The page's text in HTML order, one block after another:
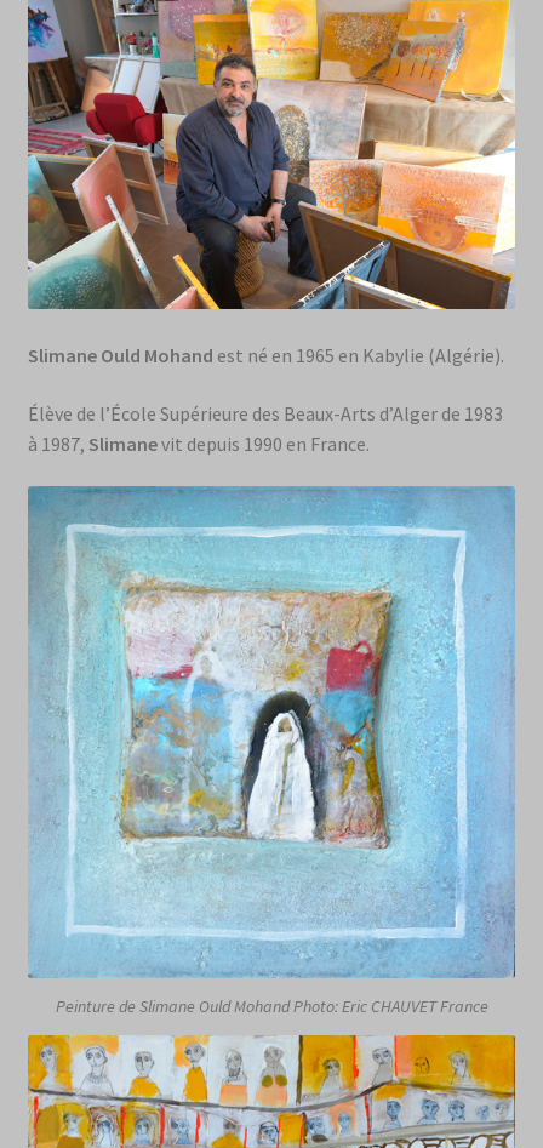
Slimane Ould Mohand est né en 1965 en Kabylie (Algérie).
Élève de l’École Supérieure des Beaux-Arts d’Alger de 1983
à 1987, Slimanevit depuis 1990 en France.
Peinture de Slimane Ould Mohand Photo: Eric CHAUVET France